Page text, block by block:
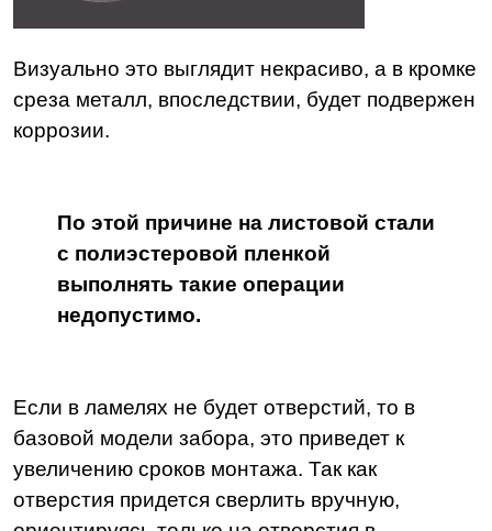
Визуально это выглядит некрасиво, а в кромке
среза металл, впоследствии, будет подвержен
коррозии.
По этой причине на листовой стали
с полиэстеровой пленкой
выполнять такие операции
недопустимо.
Если в ламелях не будет отверстий, то в
базовой модели забора, это приведет к
увеличению сроков монтажа. Так как
отверстия придется сверлить вручную,